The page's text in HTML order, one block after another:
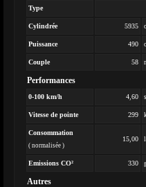
Type
Cylindrée 5935
Puissance 490
Couple 58
Performances
0-100 km/h 4,60 s
Vitesse de pointe 299
Consommation
( normalisée )
15,00
Emissions CO² 330
Autres